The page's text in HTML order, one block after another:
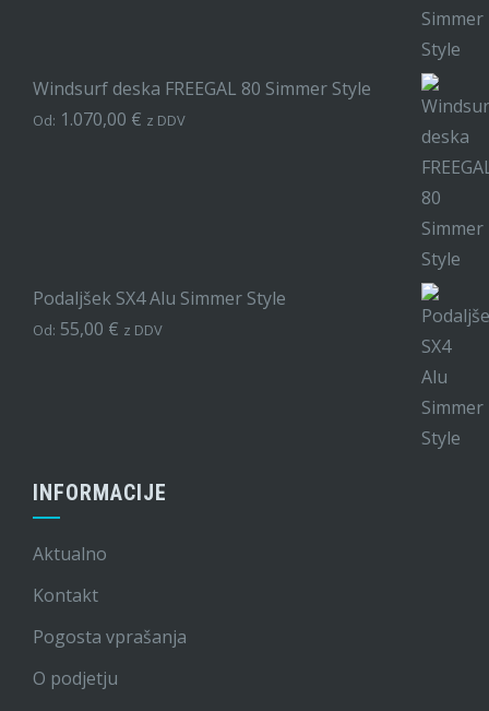
Windsurf deska FREEGAL 80 Simmer Style
Od: 1.070,00 € z DDV
Podaljšek SX4 Alu Simmer Style
Od: 55,00 € z DDV
INFORMACIJE
Aktualno
Kontakt
Pogosta vprašanja
O podjetju